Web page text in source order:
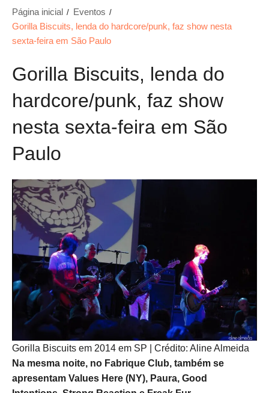
Página inicial
Eventos
Gorilla Biscuits, lenda do hardcore/punk, faz show nesta
sexta-feira em São Paulo
Gorilla Biscuits, lenda do
hardcore/punk, faz show
nesta sexta-feira em São
Paulo
Gorilla Biscuits em 2014 em SP | Crédito: Aline Almeida
Na mesma noite, no Fabrique Club, também se
apresentam Values Here (NY), Paura, Good